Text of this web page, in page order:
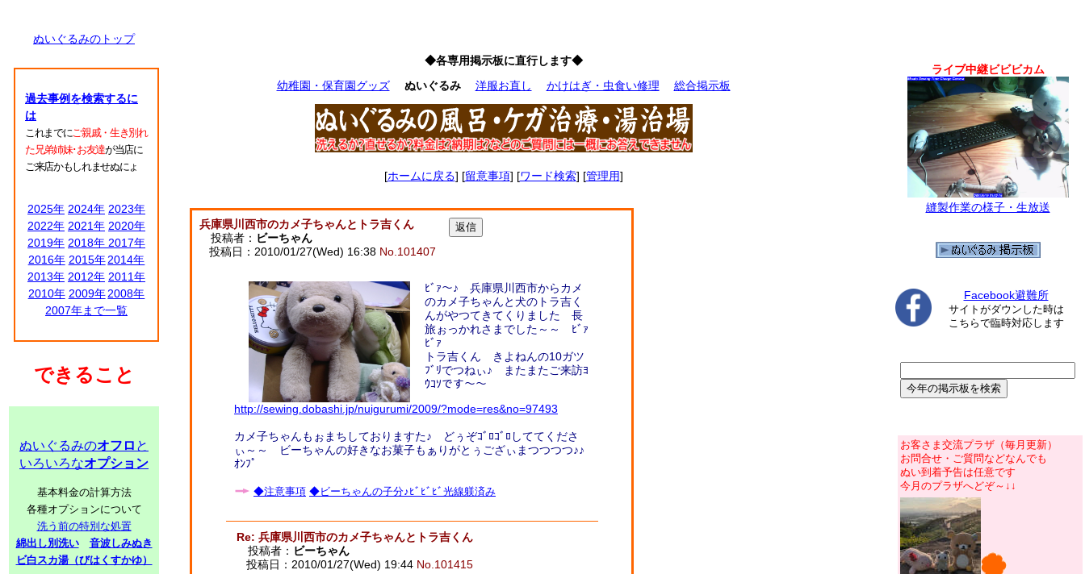
ぬいぐるみのトップ
過去事例を検索するに
は
これまでにご親戚・生き別れ
た兄弟姉妹･お友達が当店に
ご来店かもしれませぬにょ
2025年 2024年 2023年
2022年 2021年 2020年
2019年 2018年 2017年
2016年 2015年 2014年
2013年 2012年 2011年
2010年 2009年 2008年
2007年まで一覧
できること
ぬいぐるみのオフロ と
いろいろなオプション
基本料金の計算方法
各種オプションについて
洗う前の特別な処置
綿出し別洗い
音波しみぬき
ビ白スカ湯（びはくすかゆ）
◆各専用掲示板に直行します◆
幼稚園・保育園グッズ
ぬいぐるみ 洋服お直し かけはぎ・虫食い修理 総合掲示板
[ホームに戻る] [留意事項] [ワード検索] [管理用]
兵庫県川西市のカメ子ちゃんとトラ吉くん
投稿者： ビーちゃん
投稿日：2010/01/27(Wed) 16:38 No.101407
ﾋﾞｧ～♪ 兵庫県川西市からカメ
のカメ子ちゃんと犬のトラ吉く
んがやつてきてくりました 長
旅ぉっかれさまでした～～ ﾋﾞｧ
ﾋﾞｧ
トラ吉くん きよねんの10ガツ
ﾌﾞﾘでつねぃ♪ またまたご来訪ﾖ
ｳｺｿです～～
http://sewing.dobashi.jp/nuigurumi/2009/?mode=res&no=97493
カメ子ちゃんもぉまちしておりますた♪ どぅぞｺﾞﾛｺﾞﾛしててくださ
ぃ～～ ビーちゃんの好きなお菓子もぁりがとぅござぃまつつつつ♪♪
ｵﾝﾌﾟ
◆注意事項 ◆ビーちゃんの子分♪ﾋﾞﾋﾞﾋﾞ光線躾済み
Re: 兵庫県川西市のカメ子ちゃんとトラ吉くん
投稿者： ビーちゃん
投稿日：2010/01/27(Wed) 19:44 No.101415
ライブ中継ビビビカム
縫製作業の様子・生放送
Facebook避難所
サイトがダウンした時は
こちらで臨時対応します
お客さま交流プラザ（毎月更新）
お問合せ・ご質問などなんでも
ぬい到着予告は任意です
今月のプラザへどぞ～↓↓